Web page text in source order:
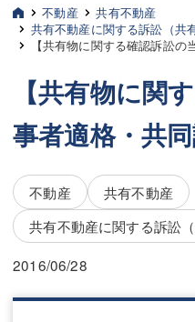
みずほ中央の特長・形式編
弁護士紹介
三平 聡史
酒井 博之
桶川 聡
三平 隆史
みずほ中央の特長・形式編
弁護士紹介
三平 聡史
酒井 博之
桶川 聡
三平 隆史
不動産
共有不動産
共有不動産に関する訴訟（共
【共有物に関する確認訴訟の
【共有物に関
事者適格・共同
不動産
共有不動産
共有不動産に関する訴訟
2016/06/28